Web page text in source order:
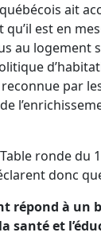
ait
est en
au logement
reconnue par
ronde du
donc
répond à un
santé et